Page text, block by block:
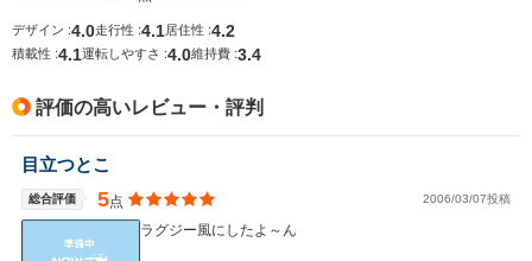
デザイン :4.0走行性 :4.1 居住性 :4.2
積載性 :4.1運転しやすさ :4.0維持費 :3.4
評価の高いレビュー・評判
目立つとこ
総合評価 5点 2006/03/07投稿
ラグジー風にしたよ～ん